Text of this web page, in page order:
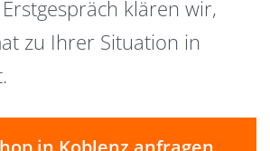
klären wir,
zu Ihrer Situation in